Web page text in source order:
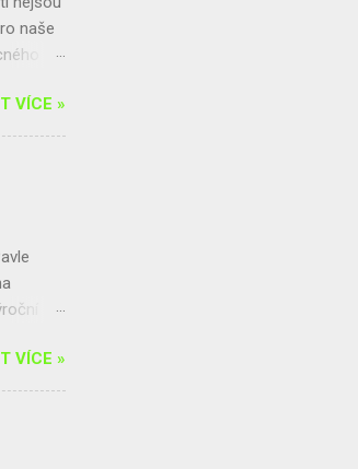
naše
byl
vybralo
VÍCE »
se
VÍCE »